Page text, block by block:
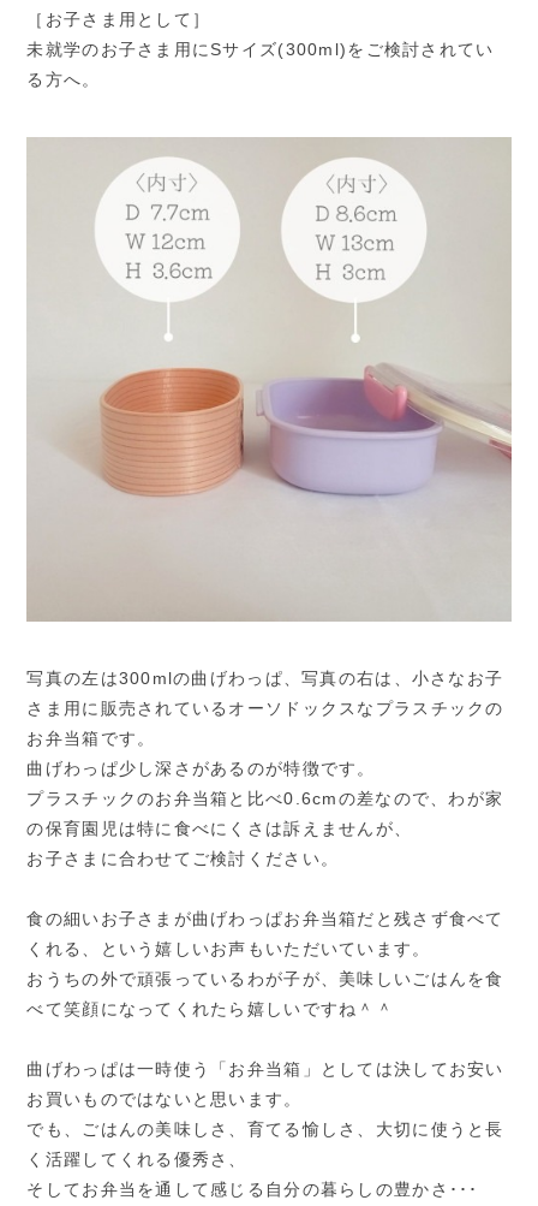
［お子さま用として］
未就学のお子さま用にSサイズ(300ml)をご検討されてい
る方へ。
写真の左は300mlの曲げわっぱ、写真の右は、小さなお子
さま用に販売されているオーソドックスなプラスチックの
お弁当箱です。
曲げわっぱ少し深さがあるのが特徴です。
プラスチックのお弁当箱と比べ0.6cmの差なので、わが家
の保育園児は特に食べにくさは訴えませんが、
お子さまに合わせてご検討ください。
食の細いお子さまが曲げわっぱお弁当箱だと残さず食べて
くれる、という嬉しいお声もいただいています。
おうちの外で頑張っているわが子が、美味しいごはんを食
べて笑顔になってくれたら嬉しいですね＾＾
曲げわっぱは一時使う「お弁当箱」としては決してお安い
お買いものではないと思います。
でも、ごはんの美味しさ、育てる愉しさ、大切に使うと長
く活躍してくれる優秀さ、
そしてお弁当を通して感じる自分の暮らしの豊かさ･･･